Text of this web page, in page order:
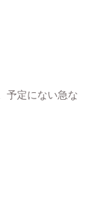
予定にない急な